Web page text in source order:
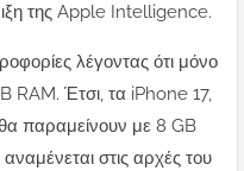
της Apple Intelligence.
λέγοντας ότι μόνο
RAM. Έτσι, τα iPhone 17,
παραμείνουν με 8 GB
στις αρχές του